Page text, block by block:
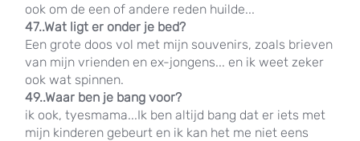
ook om de een of andere reden huilde...
47..Wat ligt er onder je bed?
Een grote doos vol met mijn souvenirs, zoals brieven
van mijn vrienden en ex-jongens... en ik weet zeker
ook wat spinnen.
49..Waar ben je bang voor?
ik ook, tyesmama...Ik ben altijd bang dat er iets met
mijn kinderen gebeurt en ik kan het me niet eens